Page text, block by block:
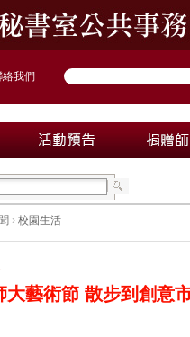
絡我們
› 校園生活
大藝術節 散步到創意